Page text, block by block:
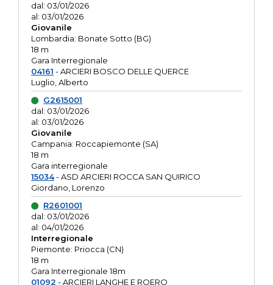
dal: 03/01/2026
al: 03/01/2026
Giovanile
Lombardia: Bonate Sotto (BG)
18 m
Gara Interregionale
04161 - ARCIERI BOSCO DELLE QUERCE
Luglio, Alberto
G2615001
dal: 03/01/2026
al: 03/01/2026
Giovanile
Campania: Roccapiemonte (SA)
18 m
Gara interregionale
15034- ASD ARCIERI ROCCA SAN QUIRICO
Giordano, Lorenzo
R2601001
dal: 03/01/2026
al: 04/01/2026
Interregionale
Piemonte: Priocca (CN)
18 m
Gara Interregionale 18m
01092 - ARCIERI LANGHE E ROERO